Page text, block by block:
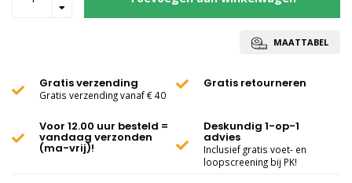
MAATTABEL
Gratis verzending
Gratis verzending vanaf € 40
Gratis retourneren
Voor 12.00 uur besteld =
vandaag verzonden
(ma-vrij)!
Deskundig 1-op-1
advies
Inclusief gratis voet- en
loopscreening bij PK!